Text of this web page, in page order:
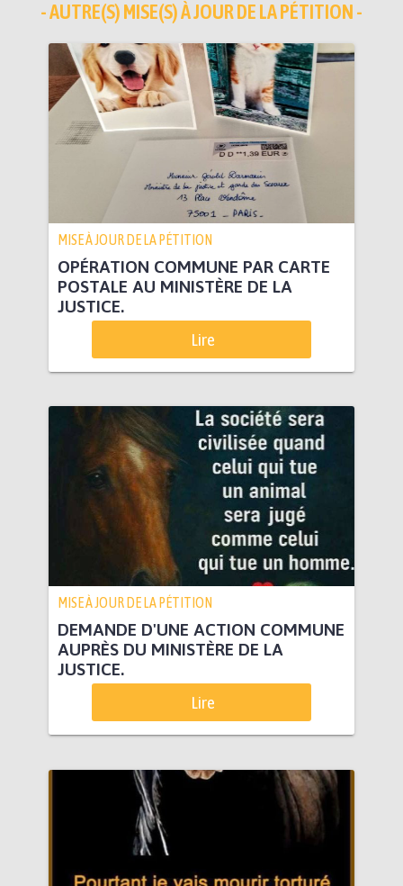
- AUTRE(S) MISE(S) À JOUR DE LA PÉTITION -
MISE À JOUR DE LA PÉTITION
OPÉRATION COMMUNE PAR CARTE
POSTALE AU MINISTÈRE DE LA
JUSTICE.
Lire
MISE À JOUR DE LA PÉTITION
DEMANDE D'UNE ACTION COMMUNE
AUPRÈS DU MINISTÈRE DE LA
JUSTICE.
Lire